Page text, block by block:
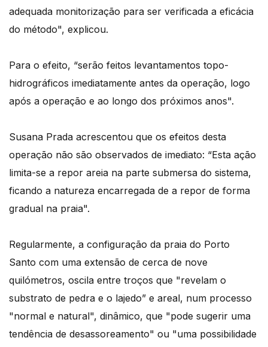
adequada monitorização para ser verificada a eficácia
do método", explicou.
Para o efeito, “serão feitos levantamentos topo-
hidrográficos imediatamente antes da operação, logo
após a operação e ao longo dos próximos anos".
Susana Prada acrescentou que os efeitos desta
operação não são observados de imediato: “Esta ação
limita-se a repor areia na parte submersa do sistema,
ficando a natureza encarregada de a repor de forma
gradual na praia".
Regularmente, a configuração da praia do Porto
Santo com uma extensão de cerca de nove
quilómetros, oscila entre troços que "revelam o
substrato de pedra e o lajedo” e areal, num processo
"normal e natural", dinâmico, que "pode sugerir uma
tendência de desassoreamento" ou "uma possibilidade